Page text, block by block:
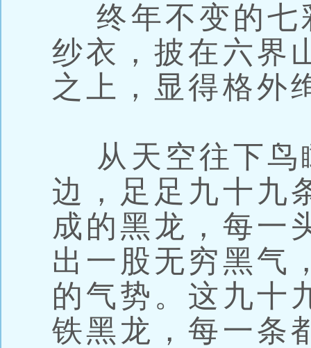
终年不变的七
纱衣，披在六界
之上，显得格外
从天空往下鸟
边，足足九十九
成的黑龙，每一
出一股无穷黑气
的气势。这九十
铁黑龙，每一条